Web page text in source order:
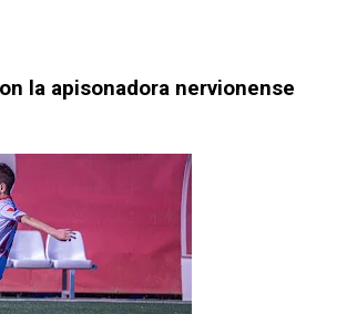
la apisonadora nervionense